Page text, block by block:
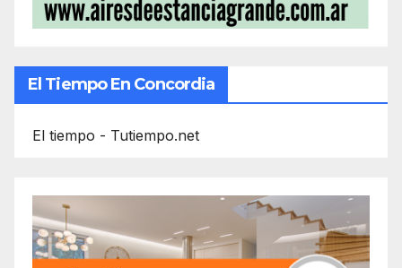
El Tiempo En Concordia
El tiempo - Tutiempo.net